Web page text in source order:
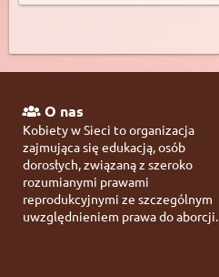
O nas
Kobiety w Sieci to organizacja
zajmująca się edukacją, osób
dorosłych, związaną z szeroko
rozumianymi prawami
reprodukcyjnymi ze szczególnym
uwzględnieniem prawa do aborcji.